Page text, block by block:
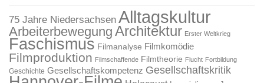
75 Jahre Niedersachsen Alltagskultur
Arbeiterbewegung Architektur Erster Weltkrieg
Faschismus Filmanalyse Filmkomödie
Filmproduktion Filmschaffende Filmtheorie Flucht Fortbildung
Geschichte Gesellschaftskompetenz Gesellschaftskritik